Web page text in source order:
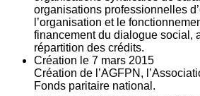
organisations professionnelles
l’organisation et le
financement du dialogue social,
répartition des crédits.
Création le 7 mars 2015
Création de l’AGFPN,
Fonds paritaire national.